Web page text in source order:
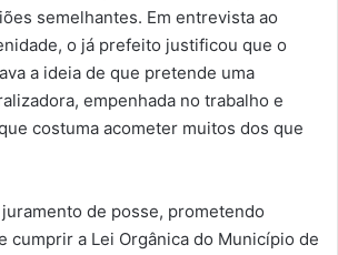
semelhantes. Em entrevista ao
o já prefeito justificou que o
a ideia de que pretende uma
empenhada no trabalho e
costuma acometer muitos dos que
de posse, prometendo
cumprir a Lei Orgânica do Município de